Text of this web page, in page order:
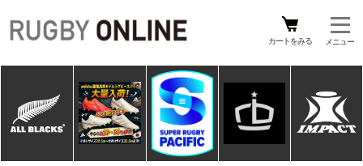
カートをみる